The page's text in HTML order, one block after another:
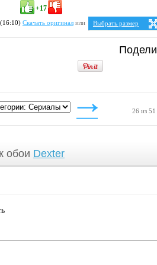
+17
Скачать оригиналили
Выбрать размер
Ваше разрешение:Не
1280x1024
4:3
1600x120026 из 51
обои Dexter